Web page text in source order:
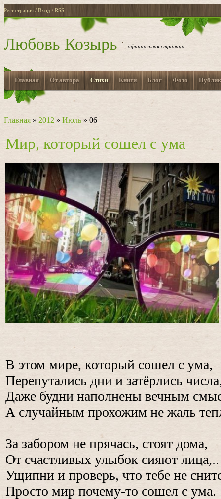
Регистрация / Вход / RSS
Любовь Козырь официальная страница
Главная От автора Стихи Книги Блог Фото
Главная » 2012 » Июль » 06
Мир, который сошел с ума
В этом мире, который сошел с ума,
Перепутались дни и затёрлись
Даже будни наполнены вечным
А случайным прохожим не жаль
За забором не прячась, стоят дома,
От счастливых улыбок сияют лица,..
Ущипни и проверь, что тебе не
Просто мир почему-то сошел с ума.